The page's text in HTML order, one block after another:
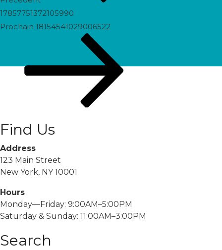
17857751372105990
Prochain
Prochain 18154541029006522
Find Us
Address
123 Main Street
New York, NY 10001
Hours
Monday—Friday: 9:00AM–5:00PM
Saturday & Sunday: 11:00AM–3:00PM
Search